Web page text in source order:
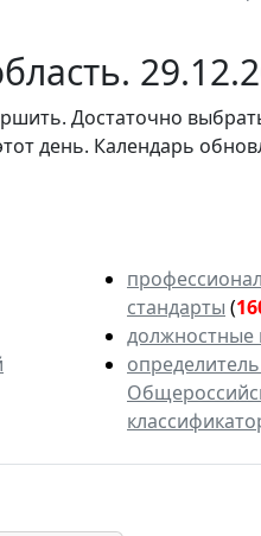
Достаточно
день. Календарь
стандарты (
должностные